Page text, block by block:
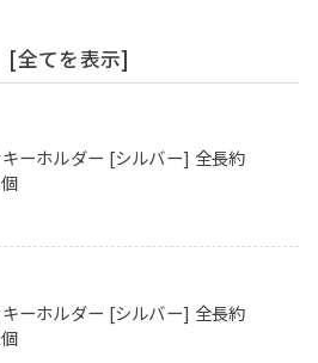
[全てを表示]
ーホルダー [シルバー] 全長約
ーホルダー [シルバー] 全長約